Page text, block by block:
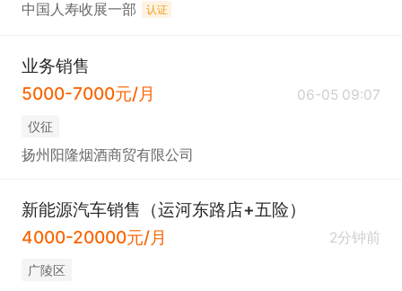
中国人寿收展一部 认证
业务销售
5000-7000元/月
06-05 09:07
仪征
扬州阳隆烟酒商贸有限公司
新能源汽车销售（运河东路店+五险）
4000-20000元/月
2分钟前
广陵区